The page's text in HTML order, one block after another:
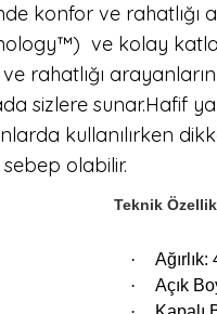
konfor ve
ve kolay
rahatlığı
sizlere sunar.Hafif
kullanılırken
sebep olabilir.
Teknik
·
Ağırlık:
·
Açık